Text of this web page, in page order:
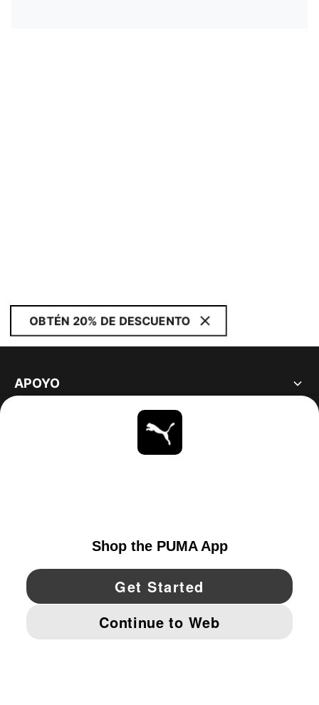
OBTÉN 20% DE DESCUENTO
APOYO
YouTube Twitter Pinterest
IMPRINT AND LEGAL DATA